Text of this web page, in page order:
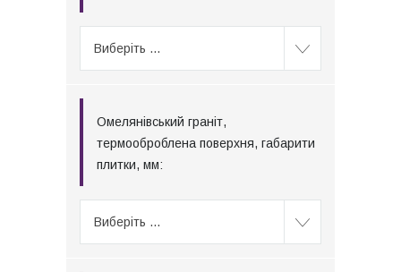
Виберіть ...
Омелянівський граніт,
термооброблена поверхня, габарити
плитки, мм:
Виберіть ...